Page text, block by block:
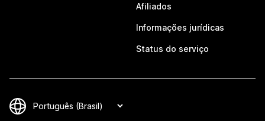
Afiliados
Informações jurídicas
Status do serviço